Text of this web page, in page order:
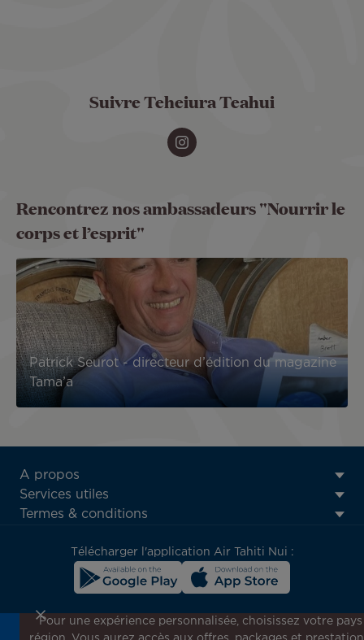
Suivre Teheiura Teahui
Rencontrez nos ambassadeurs "Nourrir le
corps et l’esprit"
Patrick Seurot - directeur d’édition du magazine
Tama’a
ATN:
Footer
menu
A propos
Services utiles
Termes & conditions
Télécharger l'application Air Tahiti Nui :
Pour une expérience personnalisée, choisissez votre